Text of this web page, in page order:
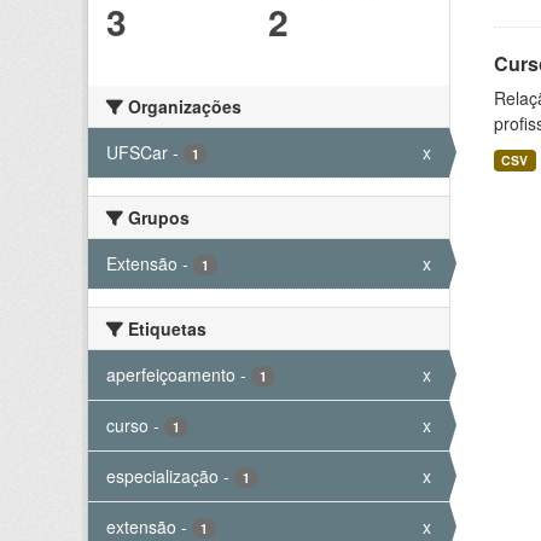
3 2
Organizações
UFSCar - 1 x
Grupos
Extensão - 1 x
Etiquetas
aperfeiçoamento - 1 x
curso - 1 x
especialização - 1 x
extensão - 1 x
CSV